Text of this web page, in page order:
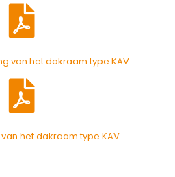
van het dakraam type KAV
het dakraam type KAV